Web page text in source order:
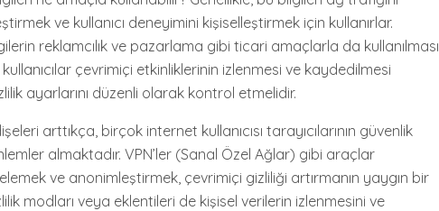
ve kullanıcı deneyimini kişiselleştirmek için kullanırlar.
reklamcılık ve pazarlama gibi ticari amaçlarla da kullanılması
çevrimiçi etkinliklerinin izlenmesi ve kaydedilmesi
ayarlarını düzenli olarak kontrol etmelidir.
arttıkça, birçok internet kullanıcısı tarayıcılarının güvenlik
almaktadır. VPN’ler (Sanal Özel Ağlar) gibi araçlar
ve anonimleştirmek, çevrimiçi gizliliği artırmanın yaygın bir
modları veya eklentileri de kişisel verilerin izlenmesini ve